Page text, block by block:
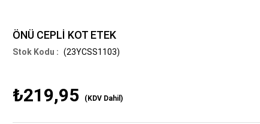
ÖNÜ CEPLİ KOT ETEK
(23YCSS1103)
₺219,95 (KDV Dahil)